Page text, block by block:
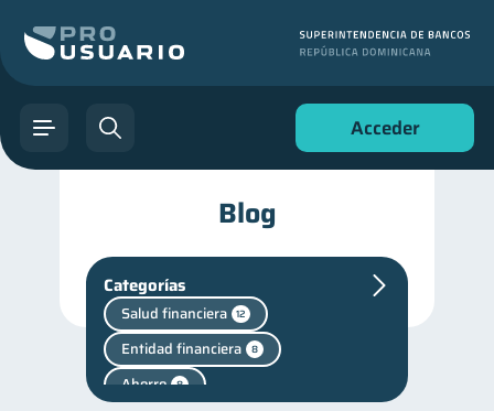
Acceder
Blog
Categorías
Salud financiera 12
Entidad financiera 8
Ahorro 8